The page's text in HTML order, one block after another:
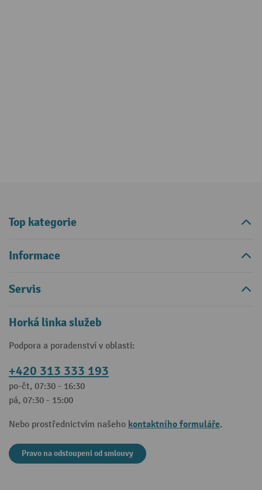
Top kategorie
Informace
Servis
Horká linka služeb
Podpora a poradenství v oblasti:
+420 313 333 193
po-čt, 07:30 - 16:30
pá, 07:30 - 15:00
Nebo prostřednictvím našeho kontaktního formuláře.
Pravo na odstoupeni od smlouvy